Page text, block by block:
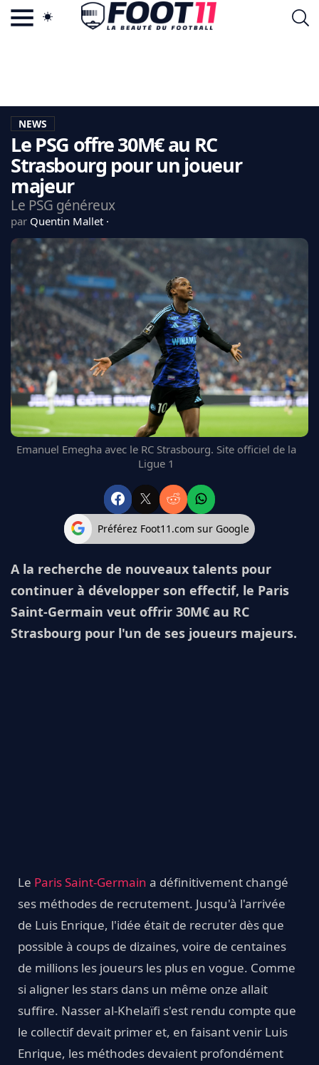
LA CHARTE
VIE PRIVÉE
CGU
CONTACTEZ-NOUS
CDM 2026
EDF
PSG
LIGUE 1
REAL MADRID
FC BARCELONE
MANCHESTER UNITED
CHELSEA
ARSENAL
BAYERN
NEWS
Le PSG offre 30M€ au RC
Strasbourg pour un joueur
majeur
Le PSG généreux
par Quentin Mallet
Emanuel Emegha avec le RC Strasbourg. Site officiel de la
Ligue 1
Préférez Foot11.com sur Google
A la recherche de nouveaux talents pour
continuer à développer son effectif, le Paris
Saint-Germain veut offrir 30M€ au RC
Strasbourg pour l'un de ses joueurs majeurs.
Le Paris Saint-Germain a définitivement changé
ses méthodes de recrutement. Jusqu'à l'arrivée
de Luis Enrique, l'idée était de recruter dès que
possible à coups de dizaines, voire de centaines
de millions les joueurs les plus en vogue. Comme
si aligner les stars dans un même onze allait
suffire. Nasser al-Khelaïfi s'est rendu compte que
le collectif devait primer et, en faisant venir Luis
Enrique, les méthodes devaient profondément